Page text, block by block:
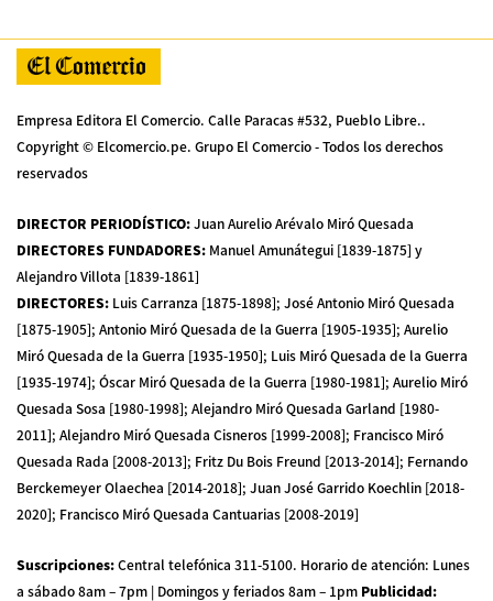
Empresa Editora El Comercio. Calle Paracas #532, Pueblo Libre..
Copyright © Elcomercio.pe. Grupo El Comercio - Todos los derechos
reservados
DIRECTOR PERIODÍSTICO:Juan Aurelio Arévalo Miró Quesada
DIRECTORES FUNDADORES: Manuel Amunátegui [1839-1875] y
Alejandro Villota [1839-1861]
DIRECTORES: Luis Carranza [1875-1898]; José Antonio Miró Quesada
[1875-1905]; Antonio Miró Quesada de la Guerra [1905-1935]; Aurelio
Miró Quesada de la Guerra [1935-1950]; Luis Miró Quesada de la Guerra
[1935-1974]; Óscar Miró Quesada de la Guerra [1980-1981]; Aurelio Miró
Quesada Sosa [1980-1998]; Alejandro Miró Quesada Garland [1980-
2011]; Alejandro Miró Quesada Cisneros [1999-2008]; Francisco Miró
Quesada Rada [2008-2013]; Fritz Du Bois Freund [2013-2014]; Fernando
Berckemeyer Olaechea [2014-2018]; Juan José Garrido Koechlin [2018-
2020]; Francisco Miró Quesada Cantuarias [2008-2019]
Suscripciones:Central telefónica 311-5100. Horario de atención: Lunes
a sábado 8am – 7pm | Domingos y feriados 8am – 1pm Publicidad: